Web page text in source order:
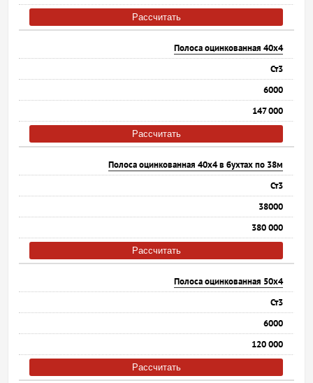
Рассчитать
Полоса оцинкованная 40х4
Ст3
6000
147 000
Рассчитать
Полоса оцинкованная 40х4 в бухтах по 38м
Ст3
38000
380 000
Рассчитать
Полоса оцинкованная 50х4
Ст3
6000
120 000
Рассчитать